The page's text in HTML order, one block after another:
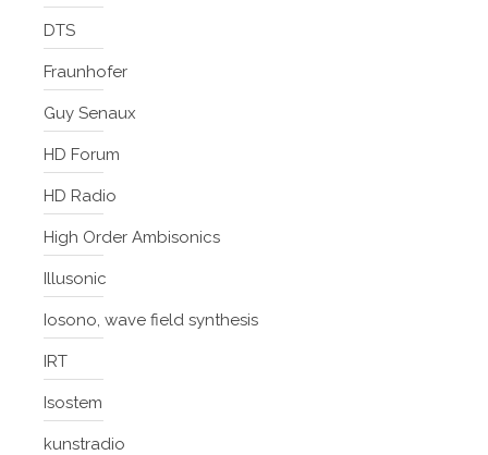
DTS
Fraunhofer
Guy Senaux
HD Forum
HD Radio
High Order Ambisonics
Illusonic
Iosono, wave field synthesis
IRT
Isostem
kunstradio